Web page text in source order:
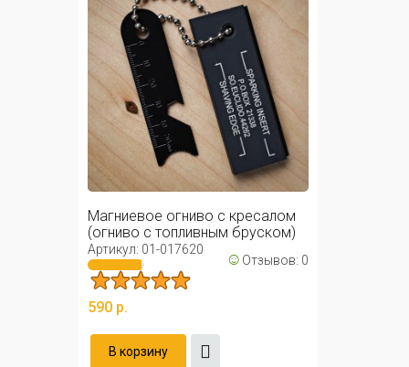
Магниевое огниво с кресалом
(огниво с топливным бруском)
Артикул: 01-017620 ☺ Отзывов: 0
590 р.
В корзину